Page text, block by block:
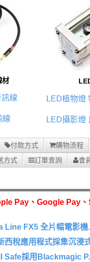
材
線
線
LED植物燈
LED攝影燈
付款方式 購物流程
方式
訂單查詢 會
Pay、Google Pay
Line FX5 全片幅電影機
西稅應用程式採集沉浸
Safe採用Blackmagic